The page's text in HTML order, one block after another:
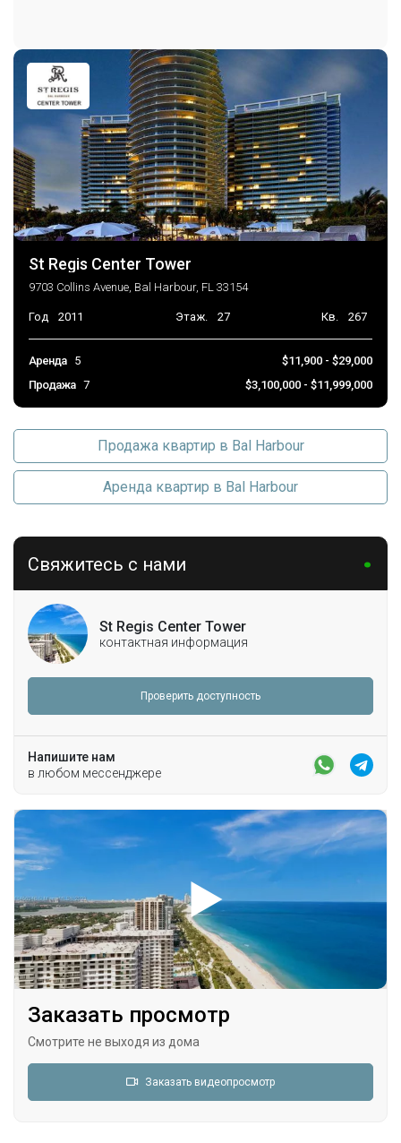
St Regis Center Tower
9703 Collins Avenue, Bal Harbour, FL 33154
Год 2011 Этаж. 27 Кв. 267
Аренда 5
$11,900 - $29,000
Продажа 7 $3,100,000 - $11,999,000
Продажа квартир в Bal Harbour
Аренда квартир в Bal Harbour
Свяжитесь с нами
St Regis Center Tower
контактная информация
Проверить доступность
Напишите нам
в любом мессенджере
Заказать просмотр
Смотрите не выходя из дома
Заказать видеопросмотр